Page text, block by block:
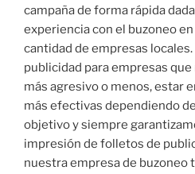
campaña de forma rápida
experiencia con el buzoneo
cantidad de empresas locales.
publicidad para empresas
más agresivo o menos, estar
más efectivas dependiendo
objetivo y siempre
impresión de folletos de
nuestra empresa de buzoneo